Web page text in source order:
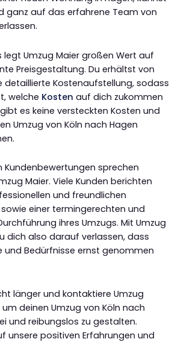
ganz auf das erfahrene Team von
legt Umzug Maier großen Wert auf
Preisgestaltung. Du erhältst von
detaillierte Kostenaufstellung, sodass
welche Kosten auf dich zukommen
es keine versteckten Kosten und
Umzug von Köln nach Hagen
Kundenbewertungen sprechen
Maier. Viele Kunden berichten
und freundlichen
einer termingerechten und
ihres Umzugs. Mit Umzug
dich also darauf verlassen, dass
und Bedürfnisse ernst genommen
länger und kontaktiere Umzug
um deinen Umzug von Köln nach
und reibungslos zu gestalten.
unsere positiven Erfahrungen und